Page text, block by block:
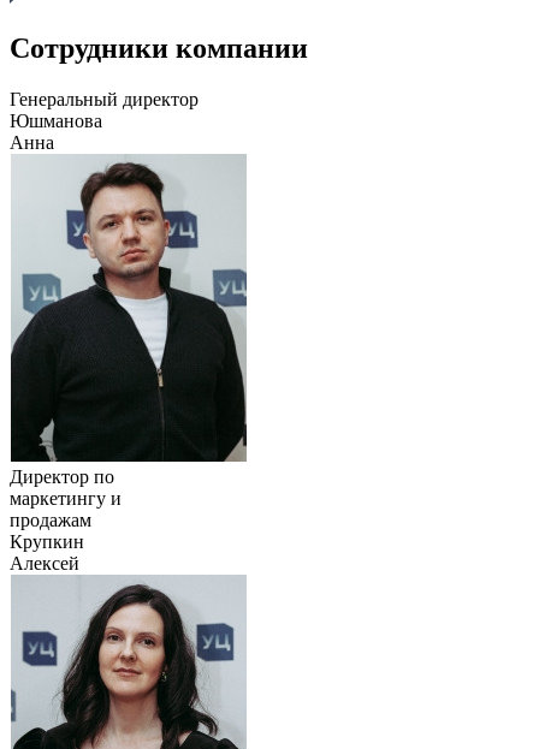
Сотрудники компании
Генеральный директор
Юшманова
Анна
Директор по
маркетингу и
продажам
Крупкин
Алексей